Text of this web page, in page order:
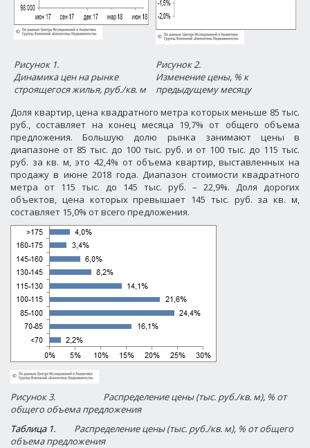
Рисунок 1.
Динамика цен на рынке
строящегося жилья, руб./кв. м
Рисунок 2.
Изменение цены, % к
предыдущему месяцу
Доля квартир, цена квадратного метра которых меньше 85 тыс.
руб., составляет на конец месяца 19,7% от общего объема
предложения. Большую долю рынка занимают цены в
диапазоне от 85 тыс. до 100 тыс. руб. и от 100 тыс. до 115 тыс.
руб. за кв. м, это 42,4% от объема квартир, выставленных на
продажу в июне 2018 года. Диапазон стоимости квадратного
метра от 115 тыс. до 145 тыс. руб. – 22,9%. Доля дорогих
объектов, цена которых превышает 145 тыс. руб. за кв. м,
составляет 15,0% от всего предложения.
Рисунок 3.
Распределение цены (тыс. руб./кв. м), % от
общего объема предложения
Таблица 1.
Распределение цены (тыс. руб./кв. м), % от общего
объема предложения